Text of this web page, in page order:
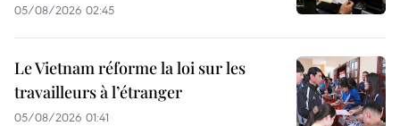
05/08/2026 02:45
Le Vietnam réforme la loi sur les
travailleurs à l’étranger
05/08/2026 01:41